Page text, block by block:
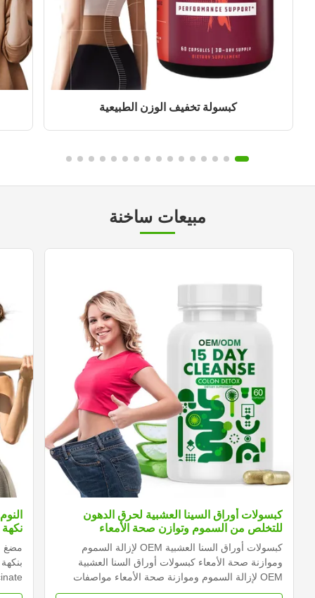
كبسولة تخفيف الوزن الطبيعية
مبيعات ساخنة
كبسولات أوراق السينا العشبية لحرق الدهون
للتخلص من السموم وتوازن صحة الأمعاء
كبسولات أوراق السنا العشبية OEM لإزالة السموم
وموازنة صحة الأمعاء كبسولات أوراق السنا العشبية
OEM لإزالة السموم وموازنة صحة الأمعاء مواصفات
المنتج يصف قيمة خدمة خدمة التسمية الخاصة OEM
نكهة
مضغ